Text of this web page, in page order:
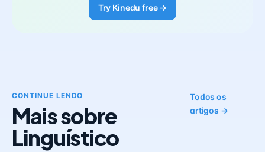
Try Kinedu free →
CONTINUE LENDO
Mais sobre
Linguístico
Todos os
artigos →